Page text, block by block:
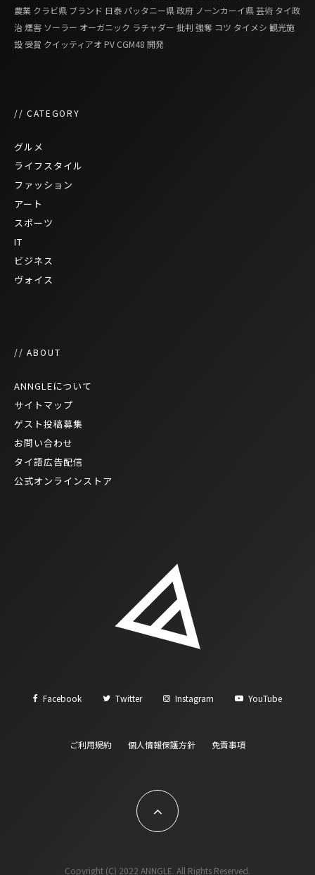
農業 クラビ県 ブランド 日泰 パッタニー県政府 ノーンカーイ県芸術 タイ政
治煙害 ソーラー オーガニック ラチャダー 批判 強奪 コツ タイメシ 観光施
設 受賞 クイッティアオ PV CGM48 開発
// CATEGORY
グルメ
ライフスタイル
ファッション
アート
スポーツ
IT
ビジネス
ヴォイス
// ABOUT
ANNGLEについて
サイトマップ
ゲスト投稿募集
お問い合わせ
タイ語広告配信
公式オンラインストア
Facebook Twitter Instagram YouTube
ご利用規約 個人情報保護方針 免責事項
Copyright (C) 2022 ANNGLE. All Rights Reserved.